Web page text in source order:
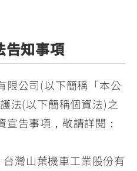
告知事項
限公司(以下簡稱「本公
法(以下簡稱個資法)之
告事項，敬請詳閱：
灣山葉機車工業股份有